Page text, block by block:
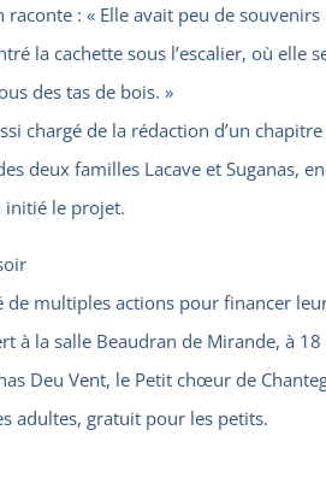
raconte : « Elle avait peu de
la cachette sous l’escalier, où elle
des tas de bois. »
chargé de la rédaction d’un
deux familles Lacave et Suganas,
initié le projet.
de multiples actions pour financer
à la salle Beaudran de Mirande, à
Deu Vent, le Petit chœur de
adultes, gratuit pour les petits.